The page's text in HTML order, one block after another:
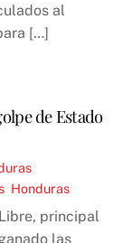
al
[…]
de Estado
Honduras
principal
las